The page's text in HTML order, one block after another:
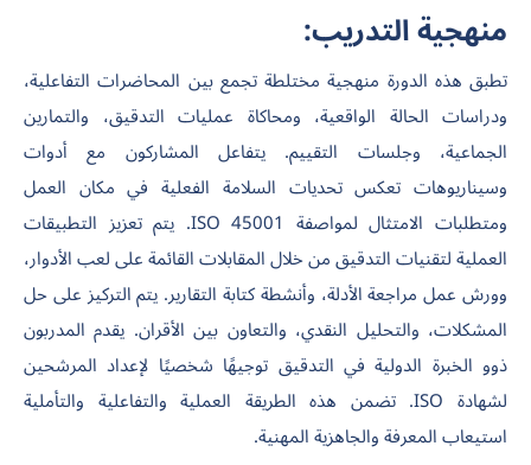
منهجية التدريب:
تطبق هذه الدورة منهجية مختلطة تجمع بين المحاضرات التفاعلية،
ودراسات الحالة الواقعية، ومحاكاة عمليات التدقيق، والتمارين
الجماعية، وجلسات التقييم. يتفاعل المشاركون مع أدوات
وسيناريوهات تعكس تحديات السلامة الفعلية في مكان العمل
ومتطلبات الامتثال لمواصفة ISO 45001. يتم تعزيز التطبيقات
العملية لتقنيات التدقيق من خلال المقابلات القائمة على لعب الأدوار،
وورش عمل مراجعة الأدلة، وأنشطة كتابة التقارير. يتم التركيز على حل
المشكلات، والتحليل النقدي، والتعاون بين الأقران. يقدم المدربون
ذوو الخبرة الدولية في التدقيق توجيهًا شخصيًا لإعداد المرشحين
لشهادة ISO. تضمن هذه الطريقة العملية والتفاعلية والتأملية
استيعاب المعرفة والجاهزية المهنية.